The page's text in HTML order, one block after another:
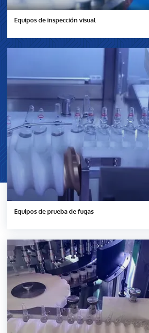
Equipos de inspección visual
Equipos de prueba de fugas